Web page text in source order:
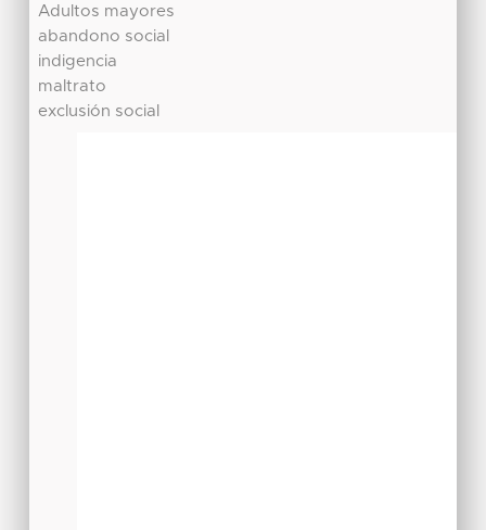
Adultos mayores
abandono social
indigencia
maltrato
exclusión social